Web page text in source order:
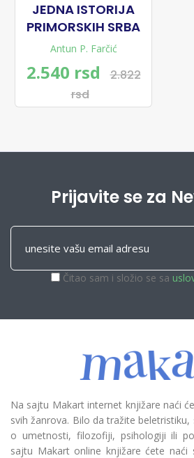
JEDNA ISTORIJA
PRIMORSKIH SRBA
Antun P. Farčić
2.540 rsd
2.822
rsd
Prijavite se za
Čitao sam i složio se sa
Na sajtu Makart internet knjižare naći
svih žanrova. Bilo da tražite
o umetnosti, filozofiji, psihologiji ili
sajtu Makart online knjižare ćete naći